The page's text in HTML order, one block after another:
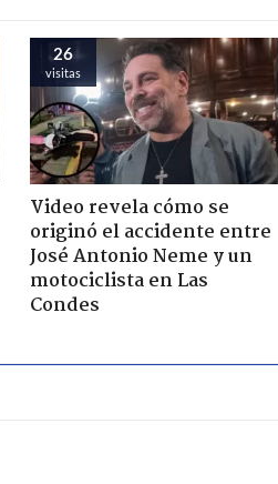
26
visitas
Video revela cómo se
originó el accidente entre
José Antonio Neme y un
motociclista en Las
Condes